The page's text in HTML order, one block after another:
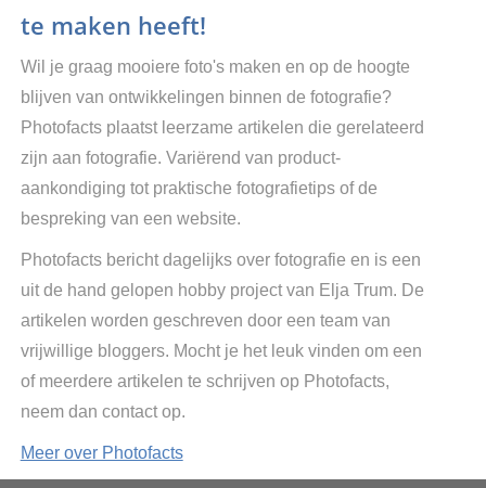
te maken heeft!
Wil je graag mooiere foto's maken en op de hoogte
blijven van ontwikkelingen binnen de fotografie?
Photofacts plaatst leerzame artikelen die gerelateerd
zijn aan fotografie. Variërend van product-
aankondiging tot praktische fotografietips of de
bespreking van een website.
Photofacts bericht dagelijks over fotografie en is een
uit de hand gelopen hobby project van Elja Trum. De
artikelen worden geschreven door een team van
vrijwillige bloggers. Mocht je het leuk vinden om een
of meerdere artikelen te schrijven op Photofacts,
neem dan contact op.
Meer over Photofacts